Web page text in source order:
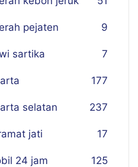
pejaten 9
sartika 7
177
selatan 237
jati 17
24 jam 125